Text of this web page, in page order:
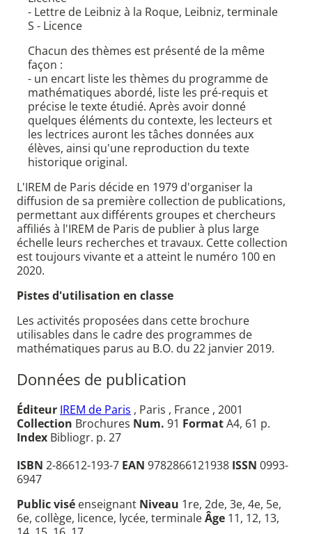
- Lettre de Leibniz à la Roque, Leibniz, terminale
S - Licence
Chacun des thèmes est présenté de la même
façon :
- un encart liste les thèmes du programme de
mathématiques abordé, liste les pré-requis et
précise le texte étudié. Après avoir donné
quelques éléments du contexte, les lecteurs et
les lectrices auront les tâches données aux
élèves, ainsi qu'une reproduction du texte
historique original.
L'IREM de Paris décide en 1979 d'organiser la
diffusion de sa première collection de publications,
permettant aux différents groupes et chercheurs
affiliés à l'IREM de Paris de publier à plus large
échelle leurs recherches et travaux. Cette collection
est toujours vivante et a atteint le numéro 100 en
2020.
Pistes d'utilisation en classe
Les activités proposées dans cette brochure
utilisables dans le cadre des programmes de
mathématiques parus au B.O. du 22 janvier 2019.
Données de publication
Éditeur IREM de Paris , Paris , France , 2001
Collection Brochures Num. 91 FormatA4, 61 p.
Index Bibliogr. p. 27
ISBN 2-86612-193-7 EAN 9782866121938 ISSN 0993-
6947
Public visé enseignant Niveau 1re, 2de, 3e, 4e, 5e,
6e, collège, licence, lycée, terminaleÂge 11, 12, 13,